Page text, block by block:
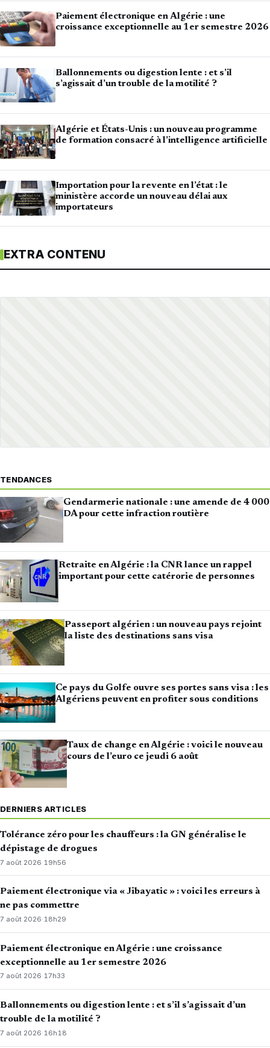
Paiement électronique en Algérie : une
croissance exceptionnelle au 1er semestre 2026
Ballonnements ou digestion lente : et s’il
s’agissait d’un trouble de la motilité ?
Algérie et États-Unis : un nouveau programme
de formation consacré à l’intelligence artificielle
Importation pour la revente en l’état : le
ministère accorde un nouveau délai aux
importateurs
EXTRA CONTENU
TENDANCES
Gendarmerie nationale : une amende de 4 000
DA pour cette infraction routière
Retraite en Algérie : la CNR lance un rappel
important pour cette catérorie de personnes
Passeport algérien : un nouveau pays rejoint
la liste des destinations sans visa
Ce pays du Golfe ouvre ses portes sans visa : les
Algériens peuvent en profiter sous conditions
Taux de change en Algérie : voici le nouveau
cours de l’euro ce jeudi 6 août
DERNIERS ARTICLES
Tolérance zéro pour les chauffeurs : la GN généralise le
dépistage de drogues
7 août 2026· 19h56
Paiement électronique via « Jibayatic » : voici les erreurs à
ne pas commettre
7 août 2026·18h29
Paiement électronique en Algérie : une croissance
exceptionnelle au 1er semestre 2026
7 août 2026·17h33
Ballonnements ou digestion lente : et s’il s’agissait d’un
trouble de la motilité ?
7 août 2026· 16h18